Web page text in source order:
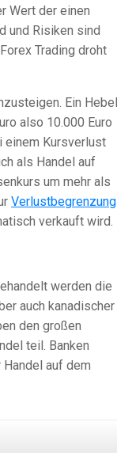
Wert der einen
und Risiken sind
Trading droht
Ein Hebel
also 10.000 Euro
einem Kursverlust
als Handel auf
um mehr als
Verlustbegrenzung
verkauft wird.
werden die
auch kanadischer
den großen
teil. Banken
auf dem